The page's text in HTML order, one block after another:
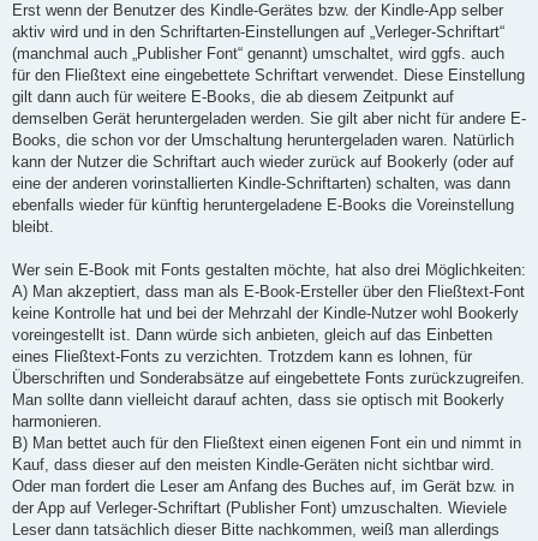
Erst wenn der Benutzer des Kindle-Gerätes bzw. der Kindle-App selber
aktiv wird und in den Schriftarten-Einstellungen auf „Verleger-Schriftart“
(manchmal auch „Publisher Font“ genannt) umschaltet, wird ggfs. auch
für den Fließtext eine eingebettete Schriftart verwendet. Diese Einstellung
gilt dann auch für weitere E-Books, die ab diesem Zeitpunkt auf
demselben Gerät heruntergeladen werden. Sie gilt aber nicht für andere E-
Books, die schon vor der Umschaltung heruntergeladen waren. Natürlich
kann der Nutzer die Schriftart auch wieder zurück auf Bookerly (oder auf
eine der anderen vorinstallierten Kindle-Schriftarten) schalten, was dann
ebenfalls wieder für künftig heruntergeladene E-Books die Voreinstellung
bleibt.
Wer sein E-Book mit Fonts gestalten möchte, hat also drei Möglichkeiten:
A) Man akzeptiert, dass man als E-Book-Ersteller über den Fließtext-Font
keine Kontrolle hat und bei der Mehrzahl der Kindle-Nutzer wohl Bookerly
voreingestellt ist. Dann würde sich anbieten, gleich auf das Einbetten
eines Fließtext-Fonts zu verzichten. Trotzdem kann es lohnen, für
Überschriften und Sonderabsätze auf eingebettete Fonts zurückzugreifen.
Man sollte dann vielleicht darauf achten, dass sie optisch mit Bookerly
harmonieren.
B) Man bettet auch für den Fließtext einen eigenen Font ein und nimmt in
Kauf, dass dieser auf den meisten Kindle-Geräten nicht sichtbar wird.
Oder man fordert die Leser am Anfang des Buches auf, im Gerät bzw. in
der App auf Verleger-Schriftart (Publisher Font) umzuschalten. Wieviele
Leser dann tatsächlich dieser Bitte nachkommen, weiß man allerdings